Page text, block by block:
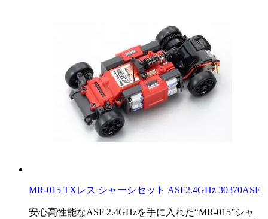
MR-015 TXレス シャーシセット ASF2.4GHz 30370ASF
安心高性能なASF 2.4GHzを手に入れた“MR-015”シャ